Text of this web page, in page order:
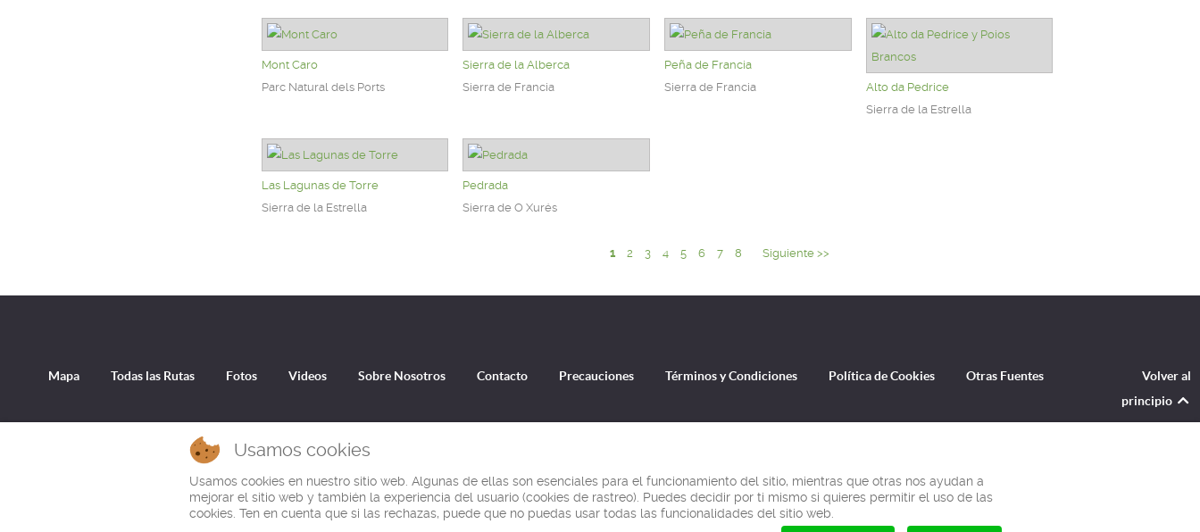
Mont Caro
Parc Natural dels Ports
Sierra de la Alberca
Sierra de Francia
Peña de Francia
Sierra de Francia
Alto da Pedrice
Sierra de la Estrella
Las Lagunas de Torre
Sierra de la Estrella
Pedrada
Sierra de O Xurés
1 2 3 4 5 6 7 8 Siguiente >>
Mapa Todas las Rutas Fotos Videos Sobre Nosotros Contacto Precauciones Términos y Condiciones Política de Cookies Otras Fuentes
Volver al
principio
En esta página encuentras una ruta de senderismo en el Parque Nacional de Portugal Peneda-Gerês en el Macizo Galaico-Leonés, cerca de Soajo en Portugal. Aquí puedes descargar la descripción de la ruta, en formato PDF o como fichero GPX para tu dispositivo GPS. Además, no olvides ver las fotos y vídeo de esta caminata en la montaña/sierra.
© Ibereffect S.L. 2011 - 2026
Todos los derechos reservados.
Usamos cookies
Usamos cookies en nuestro sitio web. Algunas de ellas son esenciales para el funcionamiento del sitio, mientras que otras nos ayudan a
mejorar el sitio web y también la experiencia del usuario (cookies de rastreo). Puedes decidir por ti mismo si quieres permitir el uso de las
cookies. Ten en cuenta que si las rechazas, puede que no puedas usar todas las funcionalidades del sitio web.